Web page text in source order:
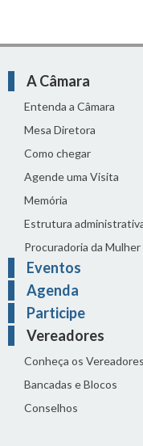
A Câmara
Entenda a Câmara
Mesa Diretora
Como chegar
Agende uma Visita
Memória
Estrutura
Procuradoria da Mulher
Eventos
Agenda
Participe
Vereadores
Conheça os Vereadores
Bancadas e Blocos
Conselhos